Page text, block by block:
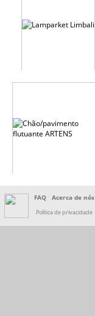
FAQ Acerca de nós
Política de privacidade